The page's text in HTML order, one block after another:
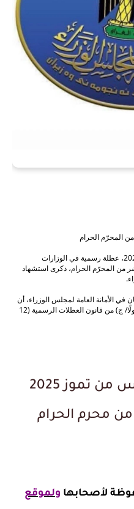
يُعد يوم الأحد، الموافق للسادس من تموز 2025، عطلة رسمية في الوزارات
من المحرّم الحرام، ذكرى استشهاد
الأمانة العامة لمجلس الوزراء، أن
العطلة جاءت استنادًا إلى أحكام المادة (1/ أولًا/ ج) من قانون العطلات الرسمية (12
الاحد عطله السادس من تموز 2025
من محرم الحرام
لأصحابها ولموقع